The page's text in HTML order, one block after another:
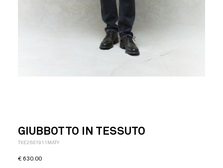
GIUBBOTTO IN TESSUTO
TXE26S1911MATY
€ 630.00